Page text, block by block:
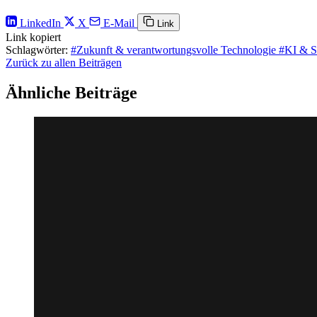
LinkedIn X E-Mail Link
Link kopiert
Schlagwörter: #Zukunft & verantwortungsvolle Technologie #KI &
Zurück zu allen Beiträgen
Ähnliche Beiträge